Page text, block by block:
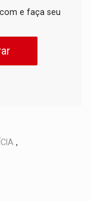
e faça seu
,